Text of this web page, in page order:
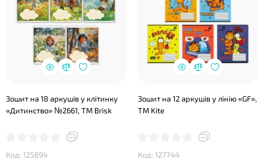
Зошит на 18 аркушів у клітинку
«Дитинство» №2661, ТМ Brisk
Код: 125894
Зошит на 12 аркушів у лінію «GF»,
ТМ Kite
Код: 127744